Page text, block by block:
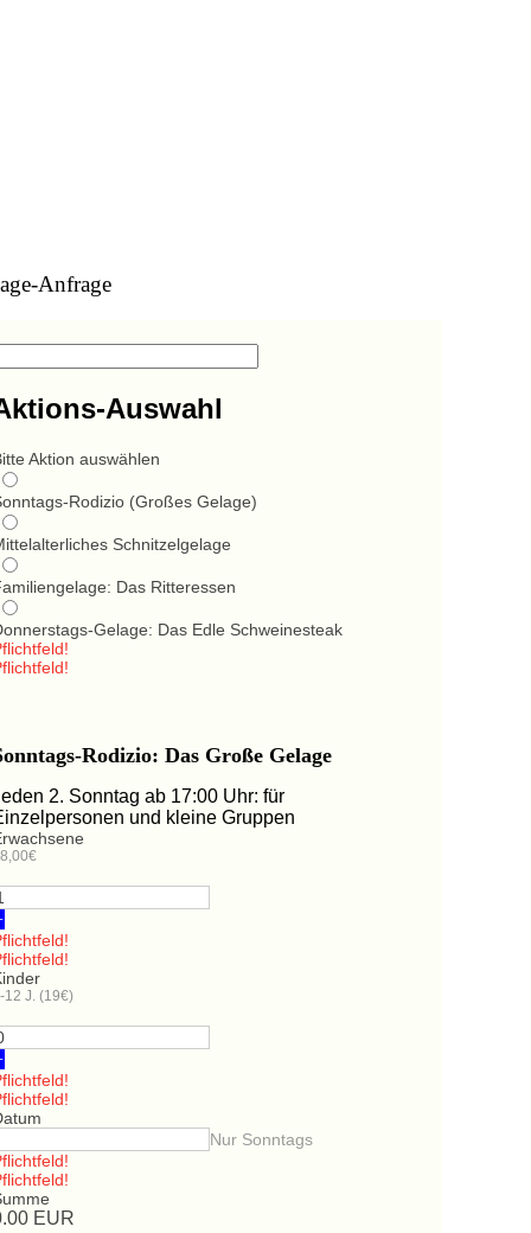
Anfrage
Auswahl
Aktion auswählen
Rodizio (Großes Gelage)
Schnitzelgelage
Das Ritteressen
Gelage: Das Edle Schweinesteak
Rodizio: Das Große Gelage
2. Sonntag ab 17:00 Uhr: für
und kleine Gruppen
12 J. (19€)
Nur Sonntags
EUR